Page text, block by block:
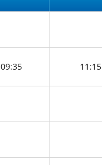
09:35 11:15